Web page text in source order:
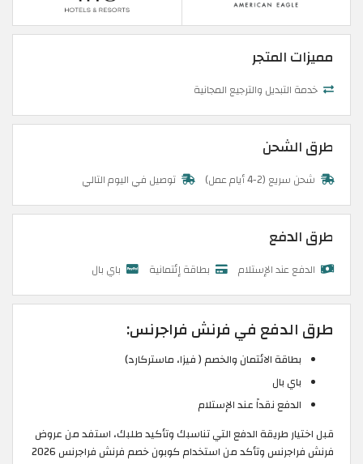
مميزات المتجر
خدمة التبديل والترجيع المجانية
طرق الشحن
شحن سريع (2-4 أيام عمل) توصيل في اليوم التالي
طرق الدفع
الدفع عند الإستلام بطاقة إئتمانية باي بال
طرق الدفع في فرنش فراجرنس:
بطاقة الائتمان والخصم ( فيزا، ماستركارد)
باي بال
الدفع نقداً عند الإستلام
قبل اختيار طريقة الدفع التي تناسبك وتأكيد طلبك، استفد من عروض
فرنش فراجرنس وتأكد من استخدام كوبون خصم فرنش فراجرنس 2026